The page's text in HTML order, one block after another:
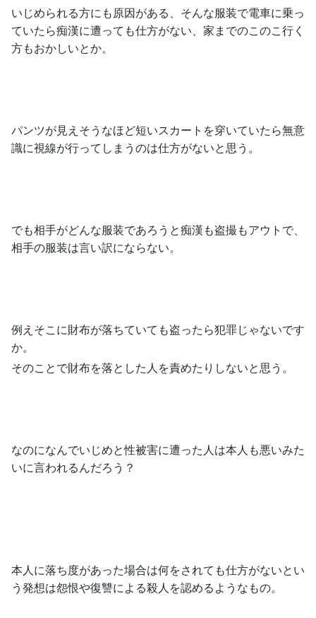
いじめられる方にも原因がある、そんな服装で電車に乗っ
ていたら痴漢に遭っても仕方がない、家までのこのこ行く
方もおかしいとか。
パンツが見えそうなほど短いスカートを穿いていたら無意
識に視線が行ってしまうのは仕方がないと思う。
でも相手がどんな服装であろうと痴漢も盗撮もアウトで、
相手の服装は言い訳にならない。
例えそこに財布が落ちていても盗ったら犯罪じゃないです
か。
そのことで財布を落とした人を責めたりしないと思う。
なのになんでいじめと性被害に遭った人は本人も悪いみた
いに言われるんだろう？
本人に落ち度があった場合は何をされても仕方がないとい
う発想は怨恨や復讐による殺人を認めるようなもの。